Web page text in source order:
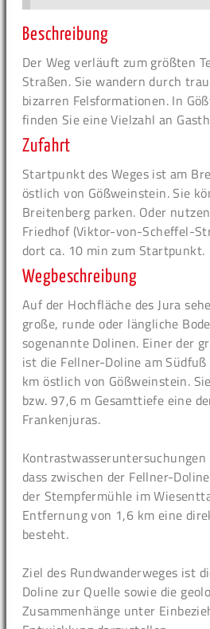
Beschreibung
Der Weg verläuft zum größten
Straßen. Sie wandern durch
bizarren Felsformationen. In
finden Sie eine Vielzahl an
Zufahrt
Startpunkt des Weges ist am
östlich von Gößweinstein. Sie
Breitenberg parken. Oder
Friedhof (Viktor-von-Scheffel-
dort ca. 10 min zum Startpunkt.
Wegbeschreibung
Auf der Hochfläche des Jura
große, runde oder längliche
sogenannte Dolinen. Einer der
ist die Fellner-Doline am
km östlich von Gößweinstein.
bzw. 97,6 m Gesamttiefe eine
Frankenjuras.
Kontrastwasseruntersuchungen
dass zwischen der Fellner-
der Stempfermühle im
Entfernung von 1,6 km eine
besteht.
Ziel des Rundwanderweges ist
Doline zur Quelle sowie die
Zusammenhänge unter